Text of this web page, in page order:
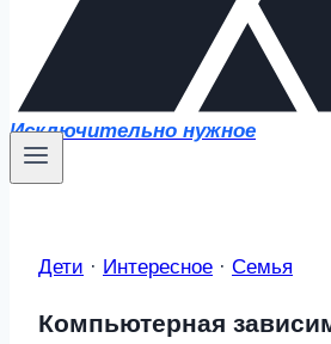
Исключительно нужное
Дети · Интересное · Семья
Компьютерная